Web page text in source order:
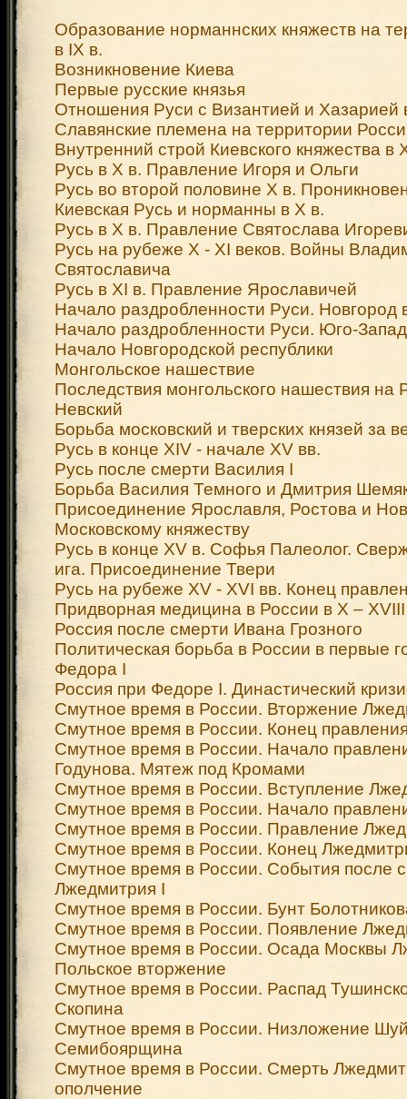
Образование норманнских княжеств на
в IX в.
Возникновение Киева
Первые русские князья
Отношения Руси с Византией и Хазарией
Славянские племена на территории
Внутренний строй Киевского княжества в
Русь в X в. Правление Игоря и Ольги
Русь во второй половине X в.
Киевская Русь и норманны в X в.
Русь в X в. Правление Святослава
Русь на рубеже X - XI веков. Войны
Святославича
Русь в XI в. Правление Ярославичей
Начало раздробленности Руси. Новгород
Начало раздробленности Руси. Юго-
Начало Новгородской республики
Монгольское нашествие
Последствия монгольского нашествия на
Невский
Борьба московский и тверских князей за
Русь в конце XIV - начале XV вв.
Русь после смерти Василия I
Борьба Василия Темного и Дмитрия
Присоединение Ярославля, Ростова и
Московскому княжеству
Русь в конце XV в. Софья Палеолог.
ига. Присоединение Твери
Русь на рубеже XV - XVI вв. Конец
Придворная медицина в России в X – XVIII
Россия после смерти Ивана Грозного
Политическая борьба в России в первые
Федора I
Россия при Федоре I. Династический
Смутное время в России. Вторжение
Смутное время в России. Конец
Смутное время в России. Начало
Годунова. Мятеж под Кромами
Смутное время в России. Вступление
Смутное время в России. Начало
Смутное время в России. Правление
Смутное время в России. Конец
Смутное время в России. События после
Лжедмитрия I
Смутное время в России. Бунт
Смутное время в России. Появление
Смутное время в России. Осада Москвы
Польское вторжение
Смутное время в России. Распад
Скопина
Смутное время в России. Низложение
Семибоярщина
Смутное время в России. Смерть
ополчение